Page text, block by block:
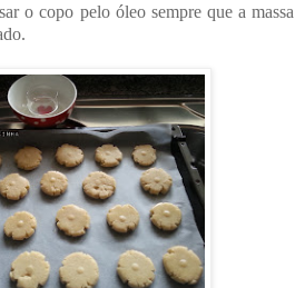
o copo pelo óleo sempre que a massa